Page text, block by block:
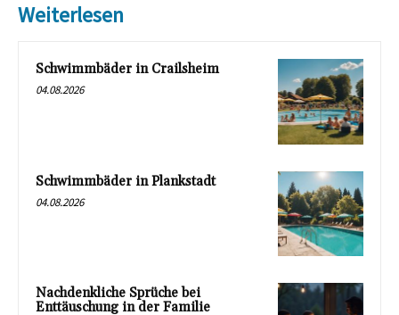
Weiterlesen
Schwimmbäder in Crailsheim
04.08.2026
Schwimmbäder in Plankstadt
04.08.2026
Nachdenkliche Sprüche bei
Enttäuschung in der Familie